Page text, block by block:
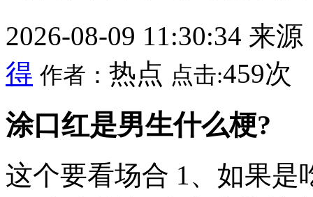
2026-08-09 11:30:34 来源
得 作者： 热点 点击:459次
涂口红是男生什么梗?
这个要看场合 1、如果是